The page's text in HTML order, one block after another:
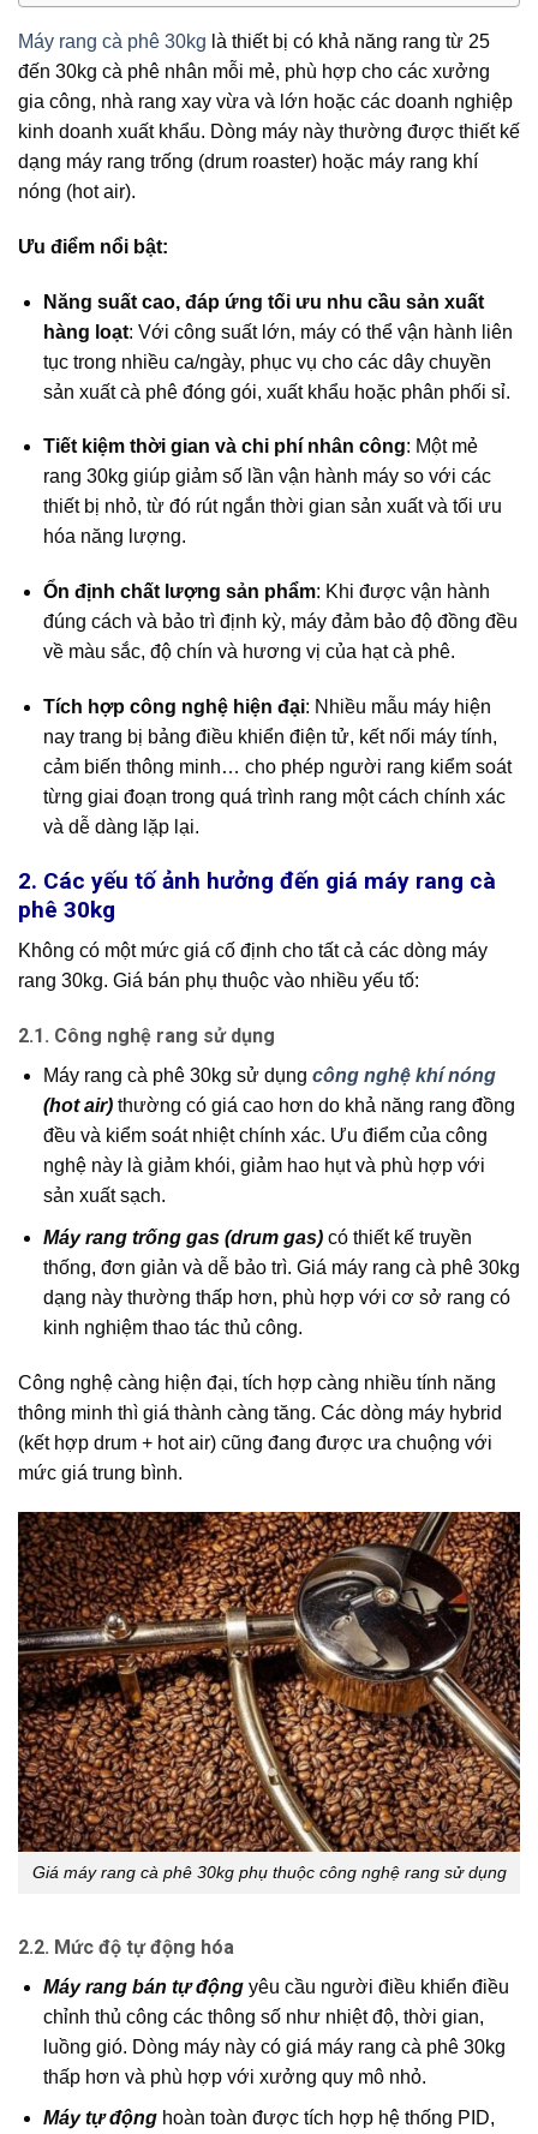
Máy rang cà phê 30kg là thiết bị có khả năng rang từ 25
đến 30kg cà phê nhân mỗi mẻ, phù hợp cho các xưởng
gia công, nhà rang xay vừa và lớn hoặc các doanh nghiệp
kinh doanh xuất khẩu. Dòng máy này thường được thiết kế
dạng máy rang trống (drum roaster) hoặc máy rang khí
nóng (hot air).
Ưu điểm nổi bật:
Năng suất cao, đáp ứng tối ưu nhu cầu sản xuất
hàng loạt: Với công suất lớn, máy có thể vận hành liên
tục trong nhiều ca/ngày, phục vụ cho các dây chuyền
sản xuất cà phê đóng gói, xuất khẩu hoặc phân phối sỉ.
Tiết kiệm thời gian và chi phí nhân công: Một mẻ
rang 30kg giúp giảm số lần vận hành máy so với các
thiết bị nhỏ, từ đó rút ngắn thời gian sản xuất và tối ưu
hóa năng lượng.
Ổn định chất lượng sản phẩm: Khi được vận hành
đúng cách và bảo trì định kỳ, máy đảm bảo độ đồng đều
về màu sắc, độ chín và hương vị của hạt cà phê.
Tích hợp công nghệ hiện đại: Nhiều mẫu máy hiện
nay trang bị bảng điều khiển điện tử, kết nối máy tính,
cảm biến thông minh… cho phép người rang kiểm soát
từng giai đoạn trong quá trình rang một cách chính xác
và dễ dàng lặp lại.
2. Các yếu tố ảnh hưởng đến giá máy rang cà
phê 30kg
Không có một mức giá cố định cho tất cả các dòng máy
rang 30kg. Giá bán phụ thuộc vào nhiều yếu tố:
2.1. Công nghệ rang sử dụng
Máy rang cà phê 30kg sử dụng công nghệ khí nóng
(hot air)thường có giá cao hơn do khả năng rang đồng
đều và kiểm soát nhiệt chính xác. Ưu điểm của công
nghệ này là giảm khói, giảm hao hụt và phù hợp với
sản xuất sạch.
Máy rang trống gas (drum gas)có thiết kế truyền
thống, đơn giản và dễ bảo trì. Giá máy rang cà phê 30kg
dạng này thường thấp hơn, phù hợp với cơ sở rang có
kinh nghiệm thao tác thủ công.
Công nghệ càng hiện đại, tích hợp càng nhiều tính năng
thông minh thì giá thành càng tăng. Các dòng máy hybrid
(kết hợp drum + hot air) cũng đang được ưa chuộng với
mức giá trung bình.
Giá máy rang cà phê 30kg phụ thuộc công nghệ rang sử dụng
2.2. Mức độ tự động hóa
Máy rang bán tự độngyêu cầu người điều khiển điều
chỉnh thủ công các thông số như nhiệt độ, thời gian,
luồng gió. Dòng máy này có giá máy rang cà phê 30kg
thấp hơn và phù hợp với xưởng quy mô nhỏ.
Máy tự độnghoàn toàn được tích hợp hệ thống PID,